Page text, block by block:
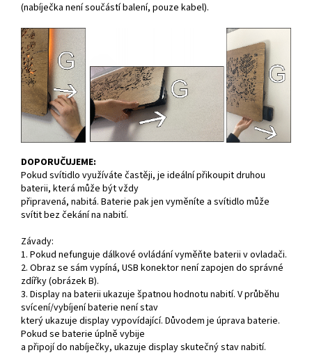
(nabíječka není součástí balení, pouze kabel).
DOPORUČUJEME:
Pokud svítidlo využíváte častěji, je ideální přikoupit druhou
baterii, která může být vždy
připravená, nabitá. Baterie pak jen vyměníte a svítidlo může
svítit bez čekání na nabití.
Závady:
1. Pokud nefunguje dálkové ovládání vyměňte baterii v ovladači.
2. Obraz se sám vypíná, USB konektor není zapojen do správné
zdířky (obrázek B).
3. Display na baterii ukazuje špatnou hodnotu nabití. V průběhu
svícení/vybíjení baterie není stav
který ukazuje display vypovídající. Důvodem je úprava baterie.
Pokud se baterie úplně vybije
a připojí do nabíječky, ukazuje display skutečný stav nabití.